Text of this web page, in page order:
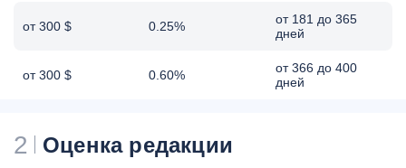
Российской Федерации;
при наличии
выданному к
нагрудному знаку
выданное многодетным
от 300 $ 0.25%
от 181 до 365
дней
от 300 $ 0.60%
от 366 до 400
дней
2 Оценка редакции